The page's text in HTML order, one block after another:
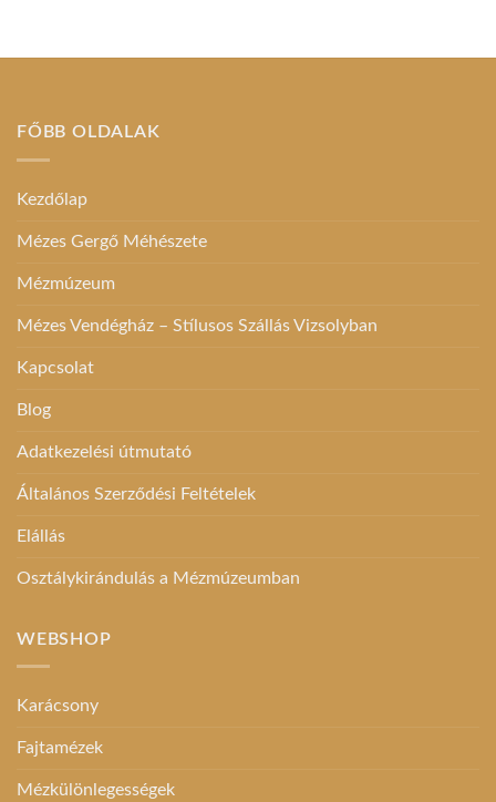
választhatók
több
FŐBB OLDALAK
Kezdőlap
Mézes Gergő Méhészete
Mézmúzeum
Mézes Vendégház – Stílusos Szállás Vizsolyban
Kapcsolat
Blog
Adatkezelési útmutató
Általános Szerződési Feltételek
Elállás
Osztálykirándulás a Mézmúzeumban
WEBSHOP
Karácsony
Fajtamézek
Mézkülönlegességek